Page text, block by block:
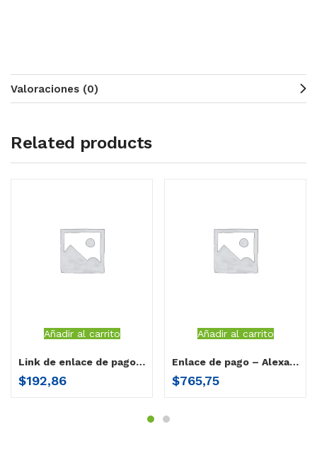
Valoraciones (0)
Related products
Añadir al carrito
Link de enlace de pago – Elsa Espinoza Flores
$192,86
Añadir al carrito
Enlace de pago – Alexandra Barriga Piedra
$765,75